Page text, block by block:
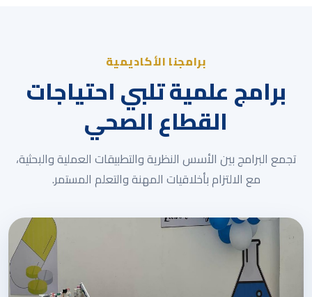
برامجنا الأكاديمية
برامج علمية تلبي احتياجات
القطاع الصحي
تجمع البرامج بين الأسس النظرية والتطبيقات العملية والبحثية،
مع الالتزام بأخلاقيات المهنة والتعلم المستمر.